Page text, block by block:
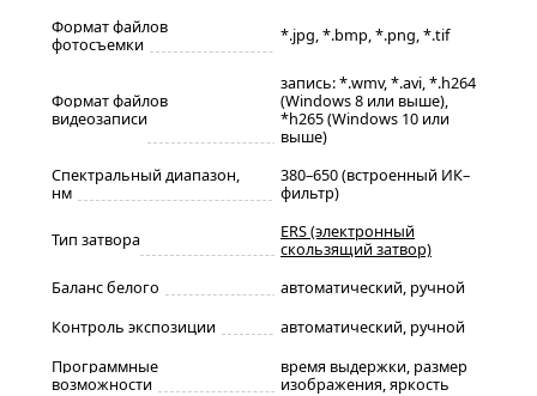
Формат файлов
фотосъемки
*.jpg, *.bmp, *.png, *.tif
Формат файлов
видеозаписи
запись: *.wmv, *.avi, *.h264
(Windows 8 или выше),
*h265 (Windows 10 или
выше)
Спектральный диапазон,
нм
380–650 (встроенный ИК–
фильтр)
Тип затвора
ERS (электронный
скользящий затвор)
Баланс белого
автоматический, ручной
Контроль экспозиции
автоматический, ручной
Программные
возможности
время выдержки, размер
изображения, яркость